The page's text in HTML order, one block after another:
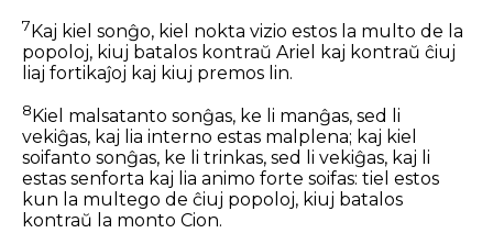
7Kaj kiel sonĝo, kiel nokta vizio estos la multo de la
popoloj, kiuj batalos kontraŭ Ariel kaj kontraŭ ĉiuj
liaj fortikaĵoj kaj kiuj premos lin.
8 Kiel malsatanto sonĝas, ke li manĝas, sed li
vekiĝas, kaj lia interno estas malplena; kaj kiel
soifanto sonĝas, ke li trinkas, sed li vekiĝas, kaj li
estas senforta kaj lia animo forte soifas: tiel estos
kun la multego de ĉiuj popoloj, kiuj batalos
kontraŭ la monto Cion.